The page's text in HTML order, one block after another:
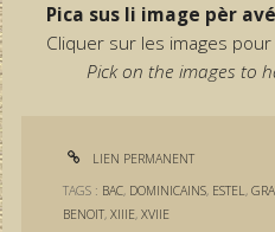
Pica sus li image pèr
Cliquer sur les images
Pick on the images to
LIEN PERMANENT
TAGS : BAC, DOMINICAINS, ESTEL ,
BENOIT,XIIIE,XVIIE